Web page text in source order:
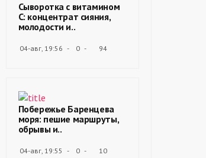
Сыворотка с витамином
С: концентрат сияния,
молодости и..
04-авг, 19:56 0 94
Побережье Баренцева
моря: пешие маршруты,
обрывы и..
04-авг, 19:55 0 10